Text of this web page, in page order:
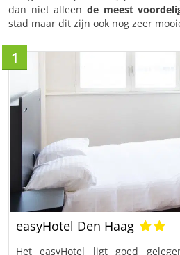
dan niet alleen de meest
stad maar dit zijn ook nog zeer
1
easyHotel Den Haag
Het easyHotel ligt goed